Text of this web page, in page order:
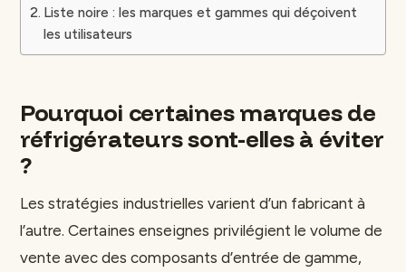
Liste noire : les marques et gammes qui déçoivent
les utilisateurs
Pourquoi certaines marques de
réfrigérateurs sont-elles à éviter
?
Les stratégies industrielles varient d’un fabricant à
l’autre. Certaines enseignes privilégient le volume de
vente avec des composants d’entrée de gamme,